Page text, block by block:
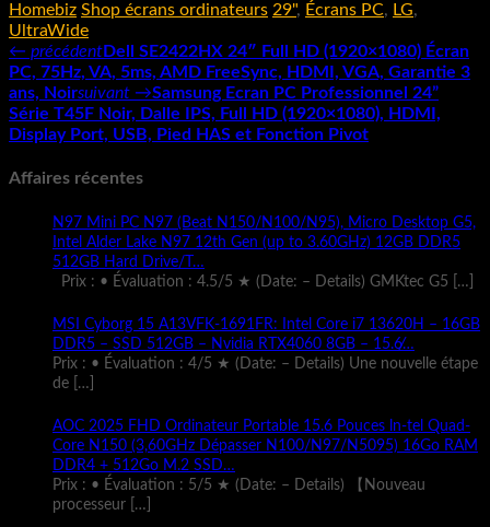
Homebiz Shop écrans ordinateurs 29", Écrans PC, LG,
UltraWide
← précédentDell SE2422HX 24″ Full HD (1920×1080) Écran
PC, 75Hz, VA, 5ms, AMD FreeSync, HDMI, VGA, Garantie 3
ans, Noirsuivant →Samsung Ecran PC Professionnel 24”
Série T45F Noir, Dalle IPS, Full HD (1920×1080), HDMI,
Display Port, USB, Pied HAS et Fonction Pivot
Affaires récentes
N97 Mini PC N97 (Beat N150/N100/N95), Micro Desktop G5,
Intel Alder Lake N97 12th Gen (up to 3.60GHz) 12GB DDR5
512GB Hard Drive/T…
Prix : • Évaluation : 4.5/5 ★ (Date: – Details) GMKtec G5
[…]
MSI Cyborg 15 A13VFK-1691FR: Intel Core i7 13620H – 16GB
DDR5 – SSD 512GB – Nvidia RTX4060 8GB – 15.6̸…
Prix : • Évaluation : 4/5 ★ (Date: – Details) Une nouvelle étape
de
[…]
AOC 2025 FHD Ordinateur Portable 15.6 Pouces ln-tel Quad-
Core N150 (3,60GHz Dépasser N100/N97/N5095) 16Go RAM
DDR4 + 512Go M.2 SSD…
Prix : • Évaluation : 5/5 ★ (Date: – Details) 【Nouveau
processeur
[…]